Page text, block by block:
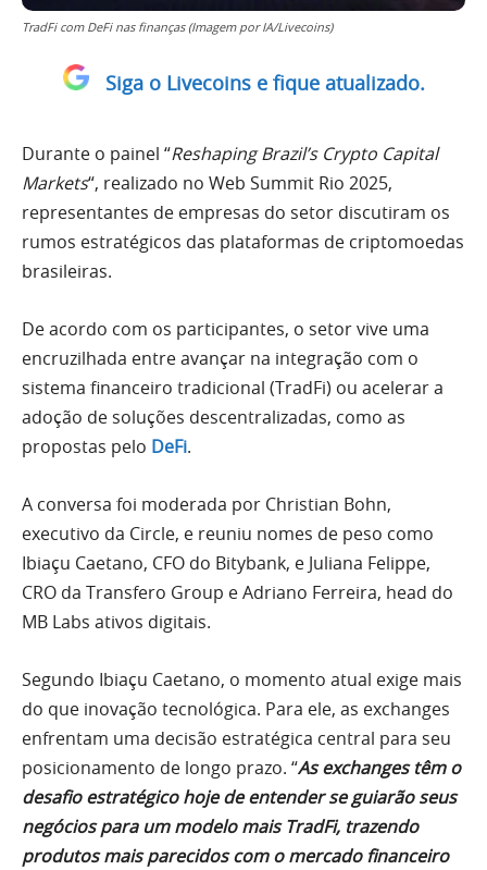
TradFi com DeFi nas finanças (Imagem por IA/Livecoins)
Siga o Livecoins e fique atualizado.
Durante o painel “Reshaping Brazil’s Crypto Capital
Markets“, realizado no Web Summit Rio 2025,
representantes de empresas do setor discutiram os
rumos estratégicos das plataformas de criptomoedas
brasileiras.
De acordo com os participantes, o setor vive uma
encruzilhada entre avançar na integração com o
sistema financeiro tradicional (TradFi) ou acelerar a
adoção de soluções descentralizadas, como as
propostas pelo DeFi.
A conversa foi moderada por Christian Bohn,
executivo da Circle, e reuniu nomes de peso como
Ibiaçu Caetano, CFO do Bitybank, e Juliana Felippe,
CRO da Transfero Group e Adriano Ferreira, head do
MB Labs ativos digitais.
Segundo Ibiaçu Caetano, o momento atual exige mais
do que inovação tecnológica. Para ele, as exchanges
enfrentam uma decisão estratégica central para seu
posicionamento de longo prazo. “As exchanges têm o
desafio estratégico hoje de entender se guiarão seus
negócios para um modelo mais TradFi, trazendo
produtos mais parecidos com o mercado financeiro